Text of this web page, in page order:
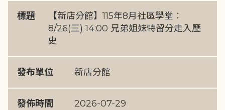
標題
【新店分館】115年8月社區學堂︰
8/26(三) 14:00 兄弟姐妹特留分走入歷
史
發布單位 新店分館
發佈時間 2026-07-29